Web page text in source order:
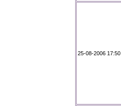
25-08-2006 17:50